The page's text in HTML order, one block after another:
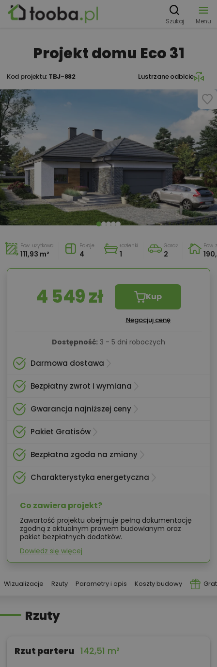
Szukaj Menu
Projekt domu Eco 31
Kod projektu: TBJ-882 Lustrzane odbicie
Pow. użytkowa
111,93 m²
Pokoje
4
Łazienki
1
Garaż
2
Pow.
4 549 zł Kup
Negocjuj cenę
Dostępność: 3 - 5 dni roboczych
Darmowa dostawa
Bezpłatny zwrot i wymiana
Gwarancja najniższej ceny
Pakiet Gratisów
Bezpłatna zgoda na zmiany
Charakterystyka energetyczna
Co zawiera projekt?
Zawartość projektu obejmuje pełną dokumentację
zgodną z aktualnym prawem budowlanym oraz
pakiet bezpłatnych dodatków.
Dowiedz się więcej
Wizualizacje Rzuty Parametry i opis Koszty budowy
Rzuty
Rzut parteru 142,51 m²